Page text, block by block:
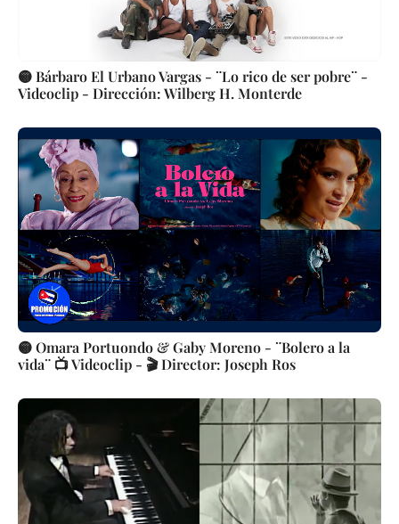
🟡 Bárbaro El Urbano Vargas - ¨Lo rico de ser pobre¨ -
Videoclip - Dirección: Wilberg H. Monterde
🟡 Omara Portuondo & Gaby Moreno - ¨Bolero a la
vida¨ 📺 Videoclip - 🎬 Director: Joseph Ros